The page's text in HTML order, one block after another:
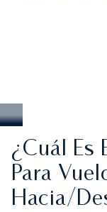
¿Cuál Es
Para
Hacia/